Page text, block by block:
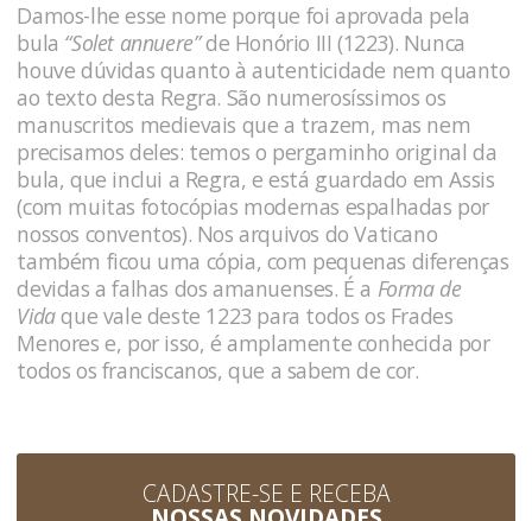
Damos-lhe esse nome porque foi aprovada pela
bula “Solet annuere”de Honório III (1223). Nunca
houve dúvidas quanto à autenticidade nem quanto
ao texto desta Regra. São numerosíssimos os
manuscritos medievais que a trazem, mas nem
precisamos deles: temos o pergaminho original da
bula, que inclui a Regra, e está guardado em Assis
(com muitas fotocópias modernas espalhadas por
nossos conventos). Nos arquivos do Vaticano
também ficou uma cópia, com pequenas diferenças
devidas a falhas dos amanuenses. É a Forma de
Vidaque vale deste 1223 para todos os Frades
Menores e, por isso, é amplamente conhecida por
todos os franciscanos, que a sabem de cor.
CADASTRE-SE E RECEBA